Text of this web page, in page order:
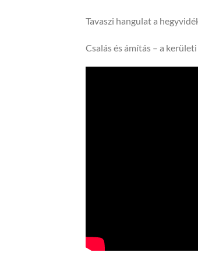
Tavaszi hangulat a
Csalás és ámítás – a